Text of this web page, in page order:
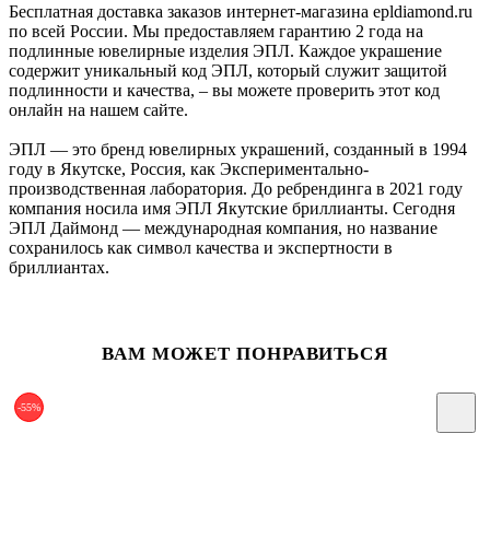
Бесплатная доставка заказов интернет-магазина epldiamond.ru
по всей России. Мы предоставляем гарантию 2 года на
подлинные ювелирные изделия ЭПЛ. Каждое украшение
содержит уникальный код ЭПЛ, который служит защитой
подлинности и качества, – вы можете проверить этот код
онлайн на нашем сайте.
ЭПЛ — это бренд ювелирных украшений, созданный в 1994
году в Якутске, Россия, как Экспериментально-
производственная лаборатория. До ребрендинга в 2021 году
компания носила имя ЭПЛ Якутские бриллианты. Сегодня
ЭПЛ Даймонд — международная компания, но название
сохранилось как символ качества и экспертности в
бриллиантах.
ВАМ МОЖЕТ ПОНРАВИТЬСЯ
-55%